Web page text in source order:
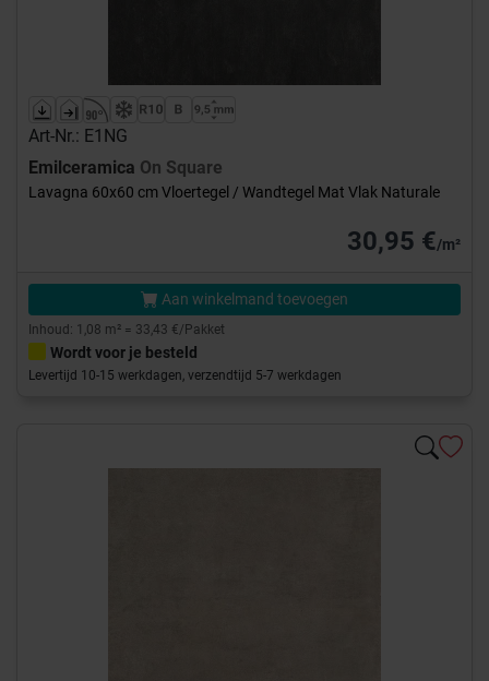
Art-Nr.: E1NG
Emilceramica On Square
Lavagna 60x60 cm Vloertegel / Wandtegel Mat Vlak Naturale
30,95 €/m²
Aan winkelmand toevoegen
Inhoud: 1,08 m² = 33,43 €/Pakket
Wordt voor je besteld
Levertijd 10-15 werkdagen, verzendtijd 5-7 werkdagen